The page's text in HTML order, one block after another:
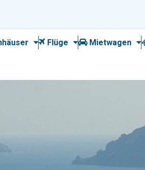
Flüge Mietwagen